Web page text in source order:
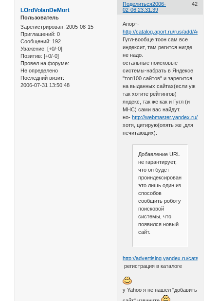
Поделиться 42
2006-
02-06 23:31:39
LOrdVolanDeMort
Пользователь
Зарегистрирован: 2005-08-15
Приглашений: 0
Сообщений: 192
Уважение: [+0/-0]
Позитив: [+0/-0]
Провел на форуме:
Не определено
Последний визит:
2006-07-31 13:50:48
Апорт-
http://catalog.aport.ru/rus/add/
Гугл-вообще тоон сам все
индексит, там регится нигде
не надо.
остальные поисковые
системы-набрать в Яндексе
"топ100 сайтов" и зарегится
на выданных сайтах(если уж
так хотите рейтингов)
яндекс, так же как и Гугл (и
МНС) сами вас найдут.
но- http://webmaster.yandex.ru/
хотя, цитирую(опять же ,для
нечитающих):
Добавление URL
не гарантирует,
что он будет
проиндексирован,
это лишь один из
способов
сообщить роботу
поисковой
системы, что
появился новый
сайт.
http://advertising.yandex.ru/catalog.xml
регистрация в каталоге
у Yahоо я не нашел "добавить